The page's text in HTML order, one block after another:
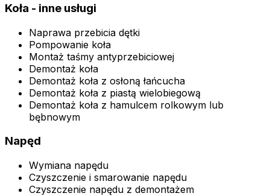
Koła - inne usługi
Naprawa przebicia dętki
Pompowanie koła
Montaż taśmy antyprzebiciowej
Demontaż koła
Demontaż koła z osłoną łańcucha
Demontaż koła z piastą wielobiegową
Demontaż koła z hamulcem rolkowym lub
bębnowym
Napęd
Wymiana napędu
Czyszczenie i smarowanie napędu
Czyszczenie napędu z demontażem